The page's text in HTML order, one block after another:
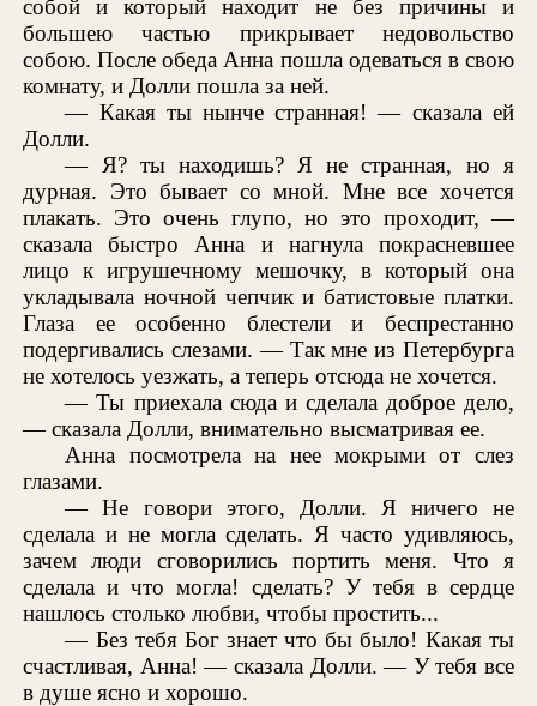
собой и который находит не без причины и
большею частью прикрывает недовольство
собою. После обеда Анна пошла одеваться в свою
комнату, и Долли пошла за ней.
— Какая ты нынче странная! — сказала ей
Долли.
— Я? ты находишь? Я не странная, но я
дурная. Это бывает со мной. Мне все хочется
плакать. Это очень глупо, но это проходит, —
сказала быстро Анна и нагнула покрасневшее
лицо к игрушечному мешочку, в который она
укладывала ночной чепчик и батистовые платки.
Глаза ее особенно блестели и беспрестанно
подергивались слезами. — Так мне из Петербурга
не хотелось уезжать, а теперь отсюда не хочется.
— Ты приехала сюда и сделала доброе дело,
— сказала Долли, внимательно высматривая ее.
Анна посмотрела на нее мокрыми от слез
глазами.
— Не говори этого, Долли. Я ничего не
сделала и не могла сделать. Я часто удивляюсь,
зачем люди сговорились портить меня. Что я
сделала и что могла! сделать? У тебя в сердце
нашлось столько любви, чтобы простить...
— Без тебя Бог знает что бы было! Какая ты
счастливая, Анна! — сказала Долли. — У тебя все
в душе ясно и хорошо.